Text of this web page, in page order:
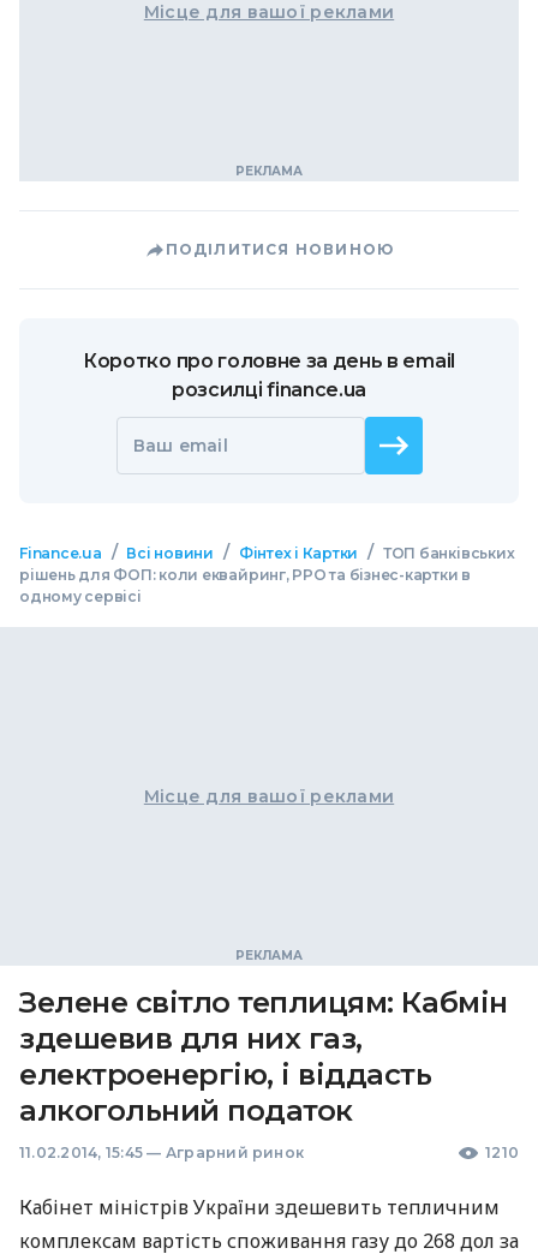
Місце для вашої реклами
ПОДІЛИТИСЯ НОВИНОЮ
Коротко про головне за день в email
розсилці finance.ua
Ваш email
Finance.ua / Всі новини / Фінтех і Картки / ТОП банківських
рішень для ФОП: коли еквайринг, РРО та бізнес-картки в
одному сервісі
Місце для вашої реклами
Зелене світло теплицям: Кабмін
здешевив для них газ,
електроенергію, і віддасть
алкогольний податок
11.02.2014, 15:45 — Аграрний ринок 1210
Кабінет міністрів України здешевить тепличним
комплексам вартість споживання газу до 268 дол за